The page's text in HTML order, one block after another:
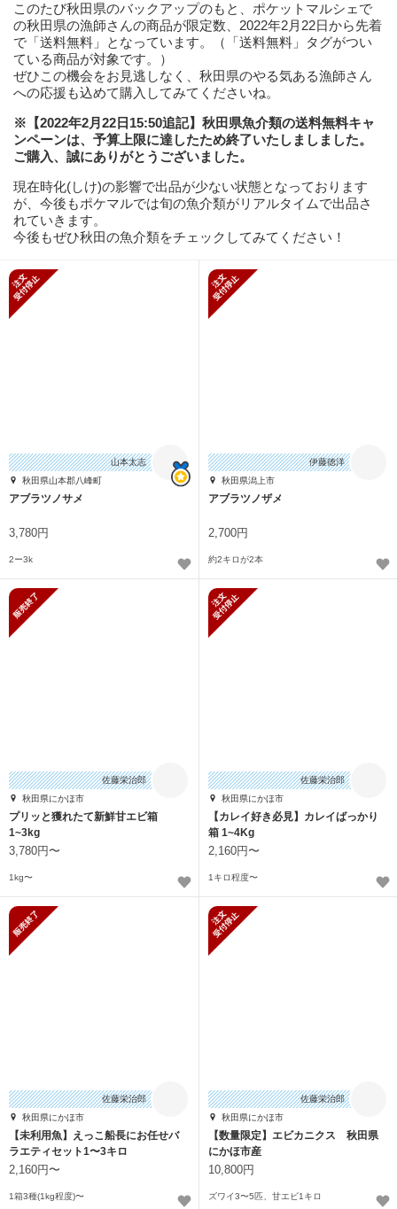
このたび秋田県のバックアップのもと、ポケットマルシェで
の秋田県の漁師さんの商品が限定数、2022年2月22日から先着
で「送料無料」となっています。（「送料無料」タグがつい
ている商品が対象です。）
ぜひこの機会をお見逃しなく、秋田県のやる気ある漁師さん
への応援も込めて購入してみてくださいね。
※【2022年2月22日15:50追記】秋田県魚介類の送料無料キャ
ンペーンは、予算上限に達したため終了いたしましました。
ご購入、誠にありがとうございました。
現在時化(しけ)の影響で出品が少ない状態となっております
が、今後もポケマルでは旬の魚介類がリアルタイムで出品さ
れていきます。
今後もぜひ秋田の魚介類をチェックしてみてください！
山本太志
秋田県山本郡八峰町
アブラツノサメ
3,780円
2ー3k
伊藤徳洋
秋田県潟上市
アブラツノザメ
2,700円
約2キロが2本
佐藤栄治郎
秋田県にかほ市
プリッと獲れたて新鮮甘エビ箱
1~3kg
3,780円〜
1kg〜
佐藤栄治郎
秋田県にかほ市
【カレイ好き必見】カレイばっかり
箱 1~4Kg
2,160円〜
1キロ程度〜
佐藤栄治郎
秋田県にかほ市
【未利用魚】えっこ船長にお任せバ
ラエティセット1〜3キロ
2,160円〜
1箱3種(1kg程度)〜
佐藤栄治郎
秋田県にかほ市
【数量限定】エビカニクス 秋田県
にかほ市産
10,800円
ズワイ3〜5匹、甘エビ1キロ